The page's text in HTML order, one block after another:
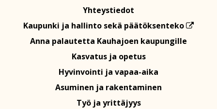
Yhteystiedot
Kaupunki ja hallinto sekä päätöksenteko
Anna palautetta Kauhajoen kaupungille
Kasvatus ja opetus
Hyvinvointi ja vapaa-aika
Asuminen ja rakentaminen
Työ ja yrittäjyys